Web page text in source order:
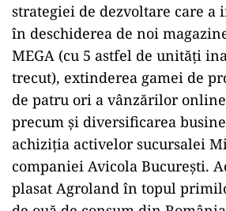
strategiei de dezvoltare care
în deschiderea de noi
MEGA (cu 5 astfel de unități
trecut), extinderea gamei de
de patru ori a vânzărilor
precum și diversificarea
achiziția activelor sucursalei
companiei Avicola București.
plasat Agroland în topul